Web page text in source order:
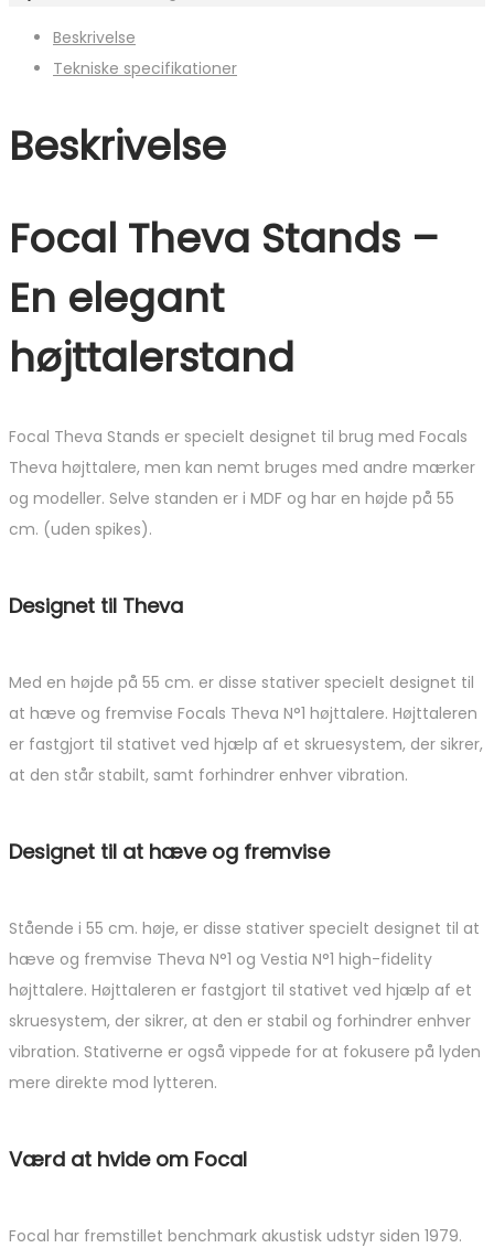
Beskrivelse
Tekniske specifikationer
Beskrivelse
Focal Theva Stands –
En elegant
højttalerstand
Focal Theva Stands er specielt designet til brug med Focals
Theva højttalere, men kan nemt bruges med andre mærker
og modeller. Selve standen er i MDF og har en højde på 55
cm. (uden spikes).
Designet til Theva
Med en højde på 55 cm. er disse stativer specielt designet til
at hæve og fremvise Focals Theva N°1 højttalere. Højttaleren
er fastgjort til stativet ved hjælp af et skruesystem, der sikrer,
at den står stabilt, samt forhindrer enhver vibration.
Designet til at hæve og fremvise
Stående i 55 cm. høje, er disse stativer specielt designet til at
hæve og fremvise Theva N°1 og Vestia N°1 high-fidelity
højttalere. Højttaleren er fastgjort til stativet ved hjælp af et
skruesystem, der sikrer, at den er stabil og forhindrer enhver
vibration. Stativerne er også vippede for at fokusere på lyden
mere direkte mod lytteren.
Værd at hvide om Focal
Focal har fremstillet benchmark akustisk udstyr siden 1979.